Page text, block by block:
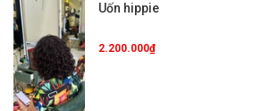
Uốn hippie
2.200.000₫